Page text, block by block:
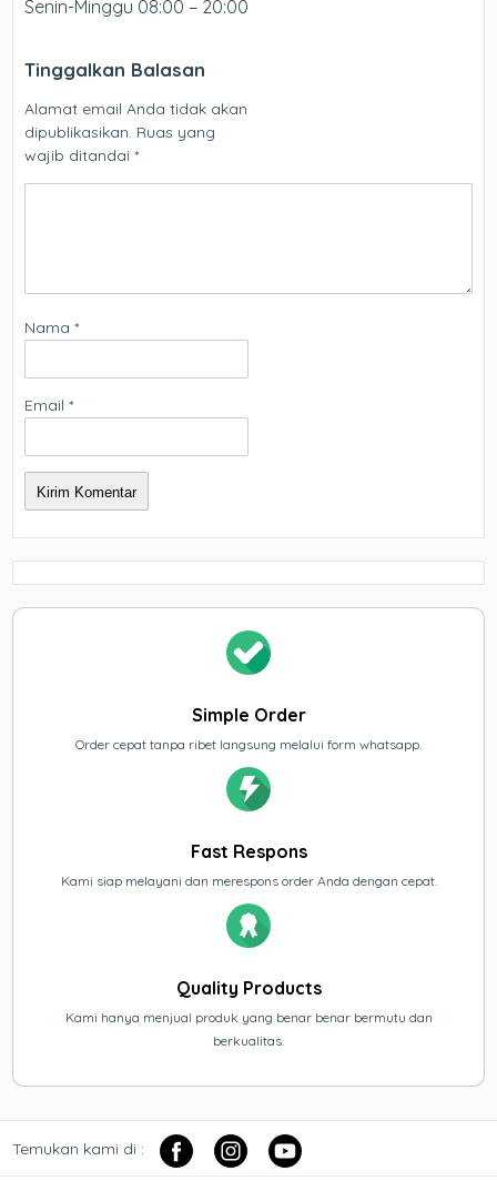
Senin-Minggu 08:00 – 20:00
Tinggalkan Balasan
Alamat email Anda tidak akan
dipublikasikan. Ruas yang
wajib ditandai*
Nama*
Email*
Simple Order
Order cepat tanpa ribet langsung melalui form whatsapp.
Fast Respons
Kami siap melayani dan merespons order Anda dengan cepat.
Quality Products
Kami hanya menjual produk yang benar benar bermutu dan
berkualitas.
Temukan kami di :